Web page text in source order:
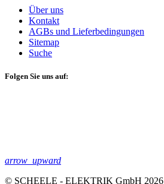
Über uns
Kontakt
AGBs und Lieferbedingungen
Sitemap
Suche
Folgen Sie uns auf:
arrow_upward
© SCHEELE - ELEKTRIK GmbH 2026